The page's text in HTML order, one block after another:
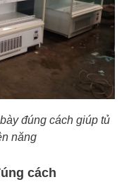
đúng cách giúp tủ
năng
cách